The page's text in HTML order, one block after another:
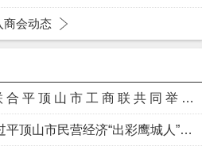
商会动态
关于河 南 省 鹰 城 商 会 联 合 平 顶 山 市 工 商 联 共 同 举 办 “数 字 化 转 型 的 思 考 与 探 索” 专 题 讲 座的通知
关于商会副会长张志民通过平顶山市民营经济“出彩鹰城人”标兵初审的公示